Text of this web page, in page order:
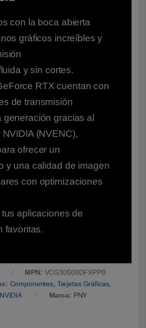
con la boca abierta
gráficos increíbles y
y sin cortes.
RTX cuentan con
de transmisión
generación gracias al
(NVENC),
ofrecer un
y una calidad de imagen
con optimizaciones
aplicaciones de
favoritas.
MPN: VCG30508DFXPPB
Componentes, Tarjetas Gráficas,
Marca: PNY